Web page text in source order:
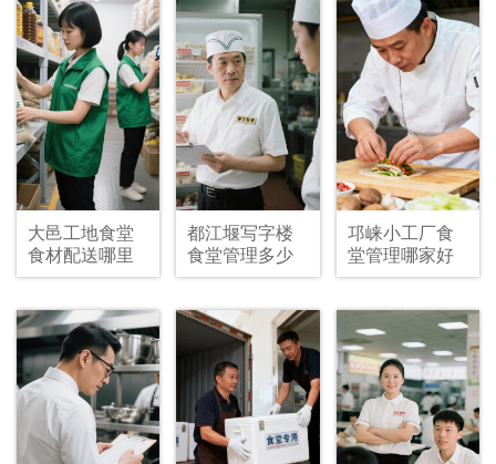
大邑工地食堂
食材配送哪里
找
都江堰写字楼
食堂管理多少
钱
邛崃小工厂食
堂管理哪家好